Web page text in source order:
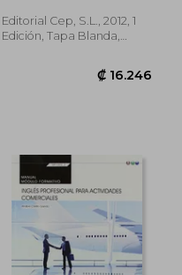
Transversal).
Certificados de
Profesionalidad)
Editorial Cep, S.L., 2012, 1
Edición, Tapa Blanda,